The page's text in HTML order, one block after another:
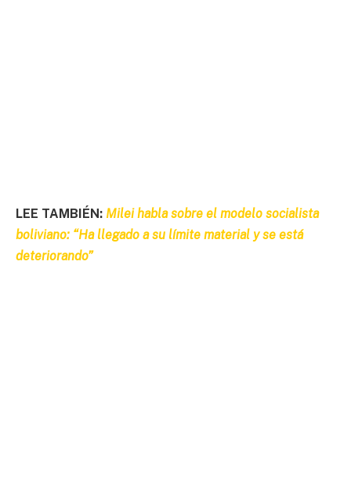
LEE TAMBIÉN: Milei habla sobre el modelo socialista
boliviano: “Ha llegado a su límite material y se está
deteriorando”​